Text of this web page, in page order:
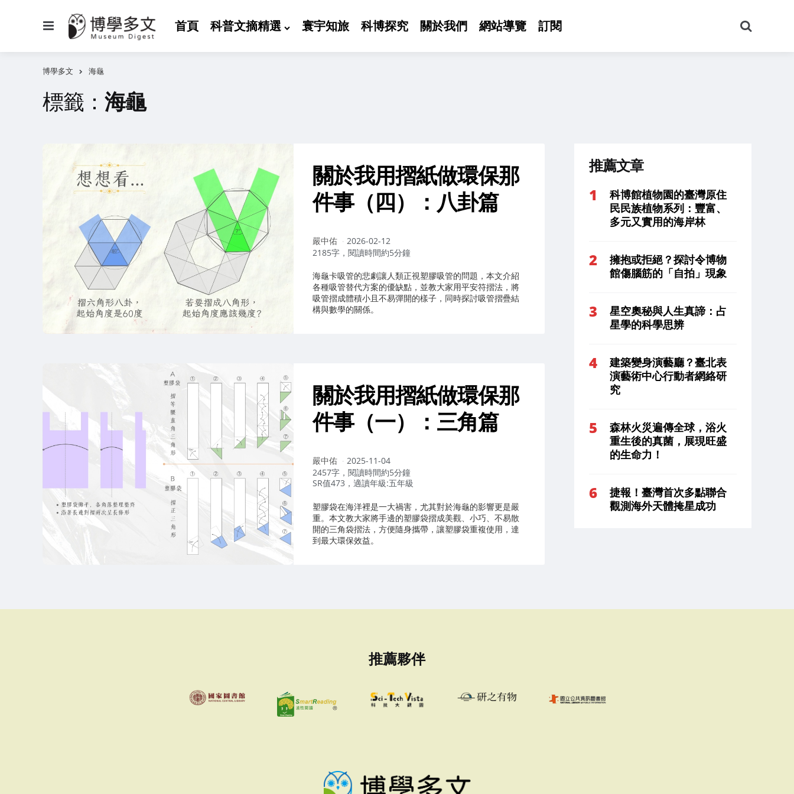
首頁 科普文摘精選 寰宇知旅 科博探究 關於我們 網站導覽 訂閱
尋
博學多文 海龜
標籤： 海龜
關於我用摺紙做環保那
件事（四）：八卦篇
作
者：
嚴中佑
2026-02-12
2185字，閱讀時間約5分鐘
海龜卡吸管的悲劇讓人類正視塑膠吸管的問題，本文介紹
各種吸管替代方案的優缺點，並教大家用平安符摺法，將
吸管摺成體積小且不易彈開的樣子，同時探討吸管摺疊結
構與數學的關係。
關於我用摺紙做環保那
件事（一）：三角篇
作
者：
嚴中佑
2025-11-04
2457字，閱讀時間約5分鐘
SR值473，適讀年級:五年級
塑膠袋在海洋裡是一大禍害，尤其對於海龜的影響更是嚴
重。本文教大家將手邊的塑膠袋摺成美觀、小巧、不易散
開的三角袋摺法，方便隨身攜帶，讓塑膠袋重複使用，達
到最大環保效益。
推薦文章
科博館植物園的臺灣原住
民民族植物系列：豐富、
多元又實用的海岸林
擁抱或拒絕？探討令博物
館傷腦筋的「自拍」現象
星空奧秘與人生真諦：占
星學的科學思辨
建築變身演藝廳？臺北表
演藝術中心行動者網絡研
究
森林火災遍傳全球，浴火
重生後的真菌，展現旺盛
的生命力！
捷報！臺灣首次多點聯合
觀測海外天體掩星成功
推薦夥伴